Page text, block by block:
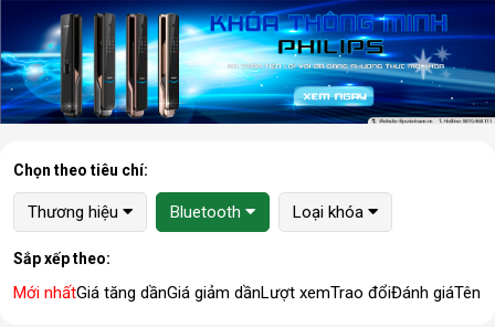
Chọn theo tiêu chí:
Thương hiệu Bluetooth Loại khóa
Sắp xếp theo:
Mới nhấtGiá tăng dầnGiá giảm dầnLượt xemTrao đổiĐánh giáTên